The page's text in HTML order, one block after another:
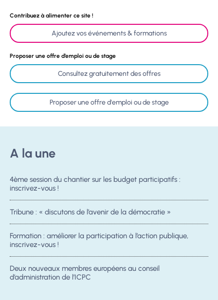
Contribuez à alimenter ce site !
Ajoutez vos événements & formations
Proposer une offre d’emploi ou de stage
Consultez gratuitement des offres
Proposer une offre d'emploi ou de stage
A la une
4ème session du chantier sur les budget participatifs :
inscrivez-vous !
Tribune : « discutons de l’avenir de la démocratie »
Formation : améliorer la participation à l’action publique,
inscrivez-vous !
Deux nouveaux membres européens au conseil
d’administration de l’ICPC